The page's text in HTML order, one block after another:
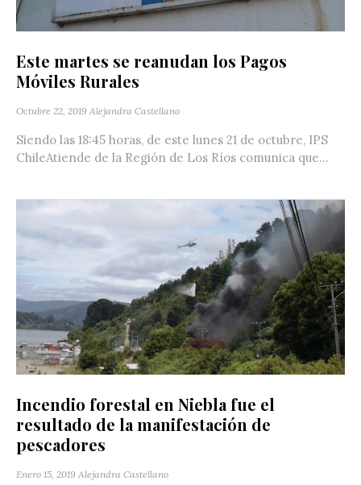
Este martes se reanudan los Pagos
Móviles Rurales
Octubre 22, 2019 Alejandra Castellano
Siendo las 18:45 horas, de este lunes 21 de octubre, IPS
ChileAtiende de la Región de Los Ríos comunica que...
Incendio forestal en Niebla fue el
resultado de la manifestación de
pescadores
Enero 15, 2019 Alejandra Castellano